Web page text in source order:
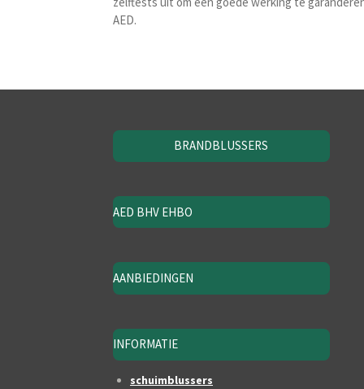
AED.
BRANDBLUSSERS
AED BHV EHBO
AANBIEDINGEN
INFORMATIE
schuimblussers